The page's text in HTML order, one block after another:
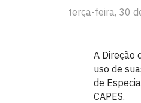
terça-feira, 30
A Direção
uso de
de
CAPES.